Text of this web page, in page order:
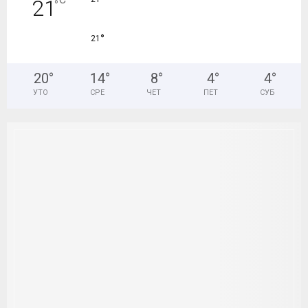
21°
21 °
20°
УТО
14°
СРЕ
8°
ЧЕТ
4°
ПЕТ
4°
СУБ